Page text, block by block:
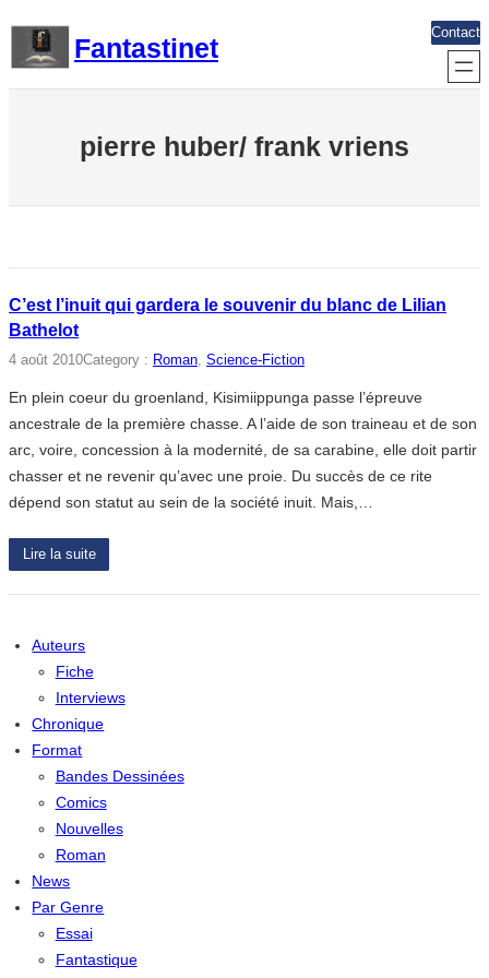
contenu
Fantastinet
Contact
pierre huber/ frank vriens
C’est l’inuit qui gardera le souvenir du blanc de Lilian
Bathelot
4 août 2010Category : Roman, Science-Fiction
En plein coeur du groenland, Kisimiippunga passe l’épreuve
ancestrale de la première chasse. A l’aide de son traineau et de son
arc, voire, concession à la modernité, de sa carabine, elle doit partir
chasser et ne revenir qu’avec une proie. Du succès de ce rite
dépend son statut au sein de la société inuit. Mais,…
Lire la suite
Auteurs
Fiche
Interviews
Chronique
Format
Bandes Dessinées
Comics
Nouvelles
Roman
News
Par Genre
Essai
Fantastique